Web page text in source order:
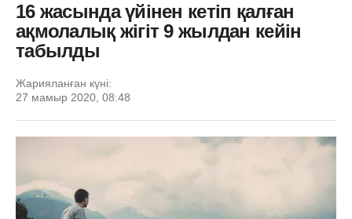
16 жасында үйінен кетіп қалған
ақмолалық жігіт 9 жылдан кейін
табылды
Жарияланған күні:
27 мамыр 2020, 08:48